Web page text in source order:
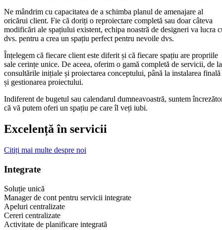
Ne mândrim cu capacitatea de a schimba planul de amenajare al
oricărui client. Fie că doriți o reproiectare completă sau doar câteva
modificări ale spațiului existent, echipa noastră de designeri va lucra
dvs. pentru a crea un spațiu perfect pentru nevoile dvs.
Înțelegem că fiecare client este diferit și că fiecare spațiu are propriile
sale cerințe unice. De aceea, oferim o gamă completă de servicii, de la
consultările inițiale și proiectarea conceptului, până la instalarea finală
și gestionarea proiectului.
Indiferent de bugetul sau calendarul dumneavoastră, suntem
că vă putem oferi un spațiu pe care îl veți iubi.
Excelență în servicii
Citiți mai multe despre noi
Integrate
Soluție unică
Manager de cont pentru servicii integrate
Apeluri centralizate
Cereri centralizate
Activitate de planificare integrată